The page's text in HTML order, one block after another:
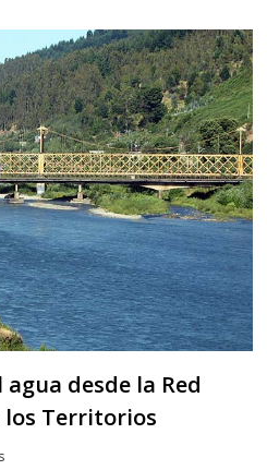
desde la Red
los Territorios